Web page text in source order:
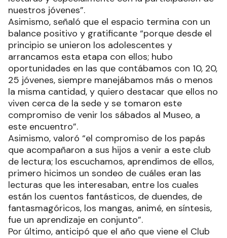
un día muy especial dando cierre a este sueño
que empezó a forjarse en los primeros meses de
este año y viendo plasmado aquí que fue posible,
que pudimos lograr este deseado club de
lecturas y especialmente con la participación de
nuestros jóvenes”.
Asimismo, señaló que el espacio termina con un
balance positivo y gratificante “porque desde el
principio se unieron los adolescentes y
arrancamos esta etapa con ellos; hubo
oportunidades en las que contábamos con 10, 20,
25 jóvenes, siempre manejábamos más o menos
la misma cantidad, y quiero destacar que ellos no
viven cerca de la sede y se tomaron este
compromiso de venir los sábados al Museo, a
este encuentro”.
Asimismo, valoró “el compromiso de los papás
que acompañaron a sus hijos a venir a este club
de lectura; los escuchamos, aprendimos de ellos,
primero hicimos un sondeo de cuáles eran las